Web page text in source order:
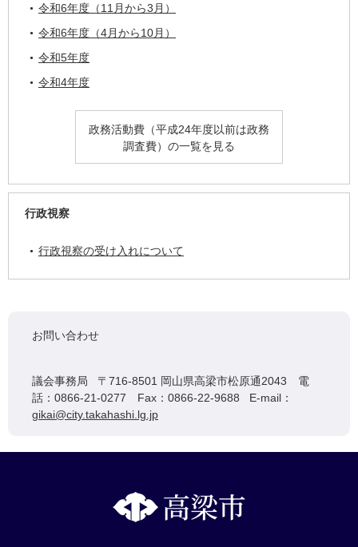
令和6年度（11月から3月）
令和6年度（4月から10月）
令和5年度
令和4年度
政務活動費（平成24年度以前は政務
調査費）の一覧を見る
行政視察
行政視察の受け入れについて
お問い合わせ
議会事務局 〒716-8501 岡山県高梁市松原通2043 電
話：0866-21-0277 Fax：0866-22-9688 E-mail：
gikai@city.takahashi.lg.jp